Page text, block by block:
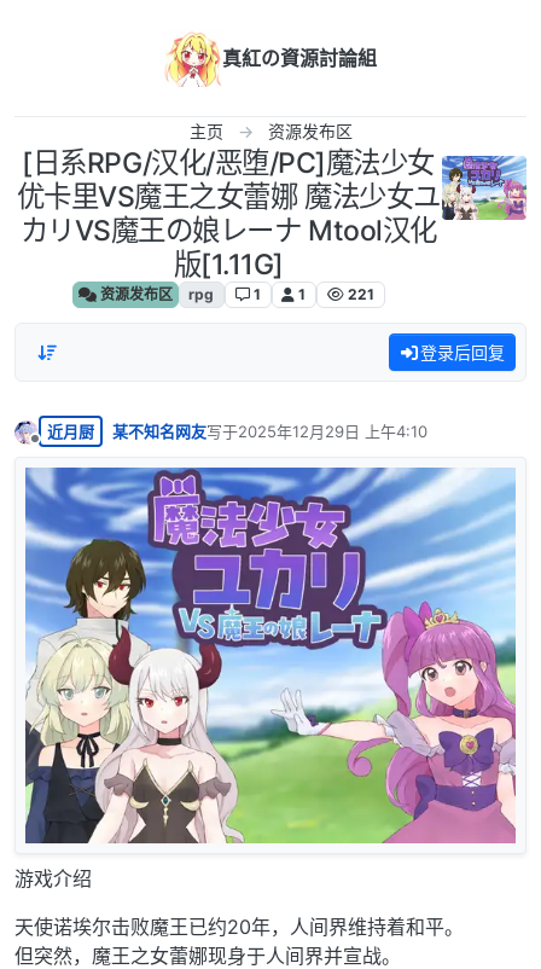
真紅の資源討論組
主页 资源发布区
[日系RPG/汉化/恶堕/PC]魔法少女
优卡里VS魔王之女蕾娜 魔法少女ユ
カリVS魔王の娘レーナ Mtool汉化
版[1.11G]
资源发布区 rpg 1 1 221
登录后回复
离线
近月厨 某不知名网友写于2025年12月29日 上午4:10
最后由 编辑
游戏介绍
天使诺埃尔击败魔王已约20年，人间界维持着和平。
但突然，魔王之女蕾娜现身于人间界并宣战。